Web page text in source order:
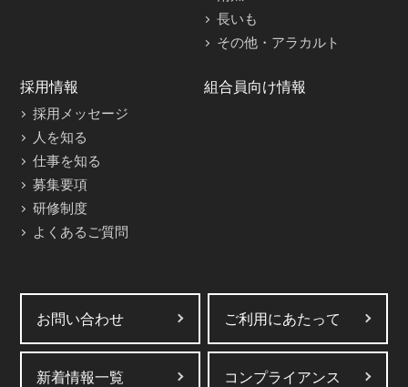
長いも
その他・アラカルト
採用情報
採用メッセージ
人を知る
仕事を知る
募集要項
研修制度
よくあるご質問
組合員向け情報
お問い合わせ ご利用にあたって
新着情報一覧 コンプライアンス